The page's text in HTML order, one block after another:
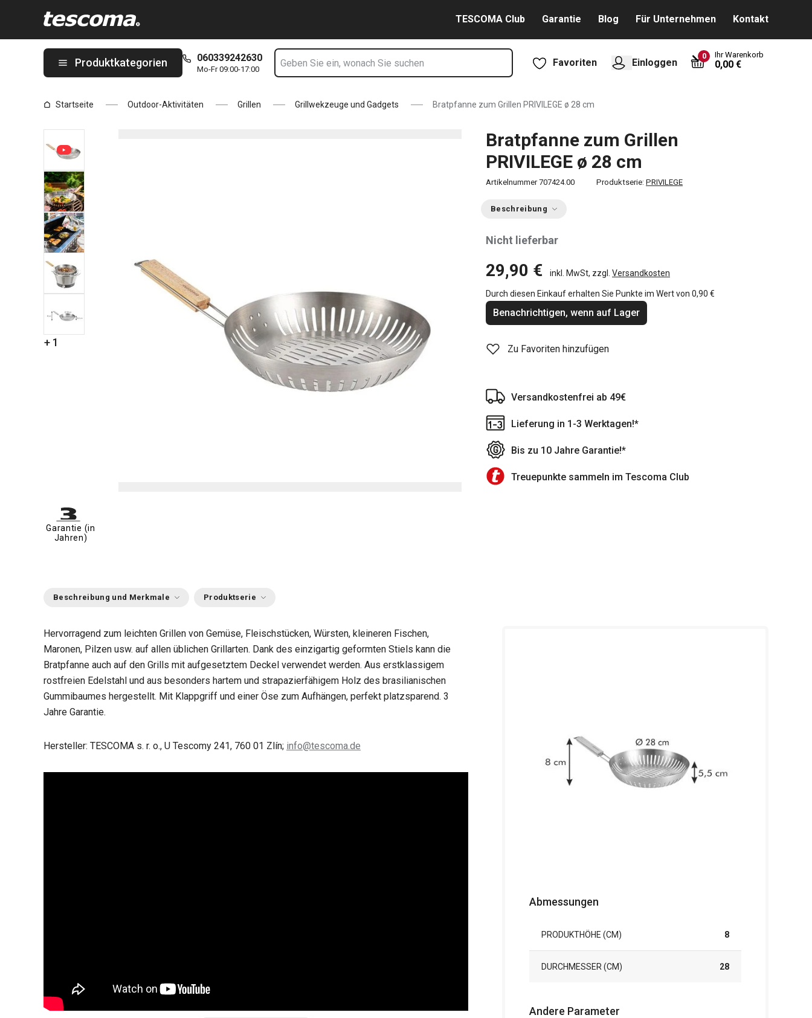
TESCOMA Club Garantie Blog Für Unternehmen Kontakt
Produktkategorien 060339242630
Mo-Fr 09:00-17:00
Favoriten Einloggen
0 Ihr Warenkorb
0,00 €
Startseite Outdoor-Aktivitäten Grillen Grillwekzeuge und Gadgets Bratpfanne zum Grillen PRIVILEGE ø 28 cm
+ 1
Bratpfanne zum Grillen
PRIVILEGE ø 28 cm
Artikelnummer 707424.00 Produktserie: PRIVILEGE
Beschreibung
Nicht lieferbar
29,90 € inkl. MwSt, zzgl. Versandkosten
Durch diesen Einkauf erhalten Sie Punkte im Wert von 0,90 €
Benachrichtigen, wenn auf Lager
Zu Favoriten hinzufügen
Versandkostenfrei ab 49€
Lieferung in 1-3 Werktagen!*
Bis zu 10 Jahre Garantie!*
Treuepunkte sammeln im Tescoma Club
Garantie (in
Jahren)
Beschreibung und Merkmale Produktserie
Hervorragend zum leichten Grillen von Gemüse, Fleischstücken, Würsten, kleineren Fischen,
Maronen, Pilzen usw. auf allen üblichen Grillarten. Dank des einzigartig geformten Stiels kann die
Bratpfanne auch auf den Grills mit aufgesetztem Deckel verwendet werden. Aus erstklassigem
rostfreien Edelstahl und aus besonders hartem und strapazierfähigem Holz des brasilianischen
Gummibaumes hergestellt. Mit Klappgriff und einer Öse zum Aufhängen, perfekt platzsparend. 3
Jahre Garantie.
Hersteller: TESCOMA s. r. o., U Tescomy 241, 760 01 Zlín; info@tescoma.de
Abmessungen
PRODUKTHÖHE (CM) 8
DURCHMESSER (CM) 28
Andere Parameter